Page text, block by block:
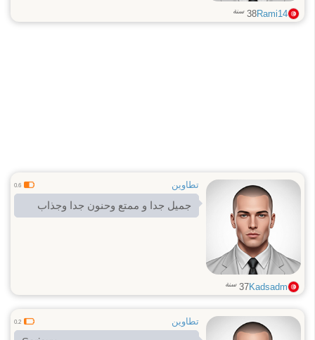
Rami14
38 سنة
تطاوين 0.6
جميل جدا و ممتع وحنون جدا وجذاب
Kadsadm
37 سنة
تطاوين 0.2